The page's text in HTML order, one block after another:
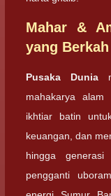
Mahar &
yang Berkah
Pusaka Dunia
mahakarya
ikhtiar batin
keuangan, dan
hingga
pengganti